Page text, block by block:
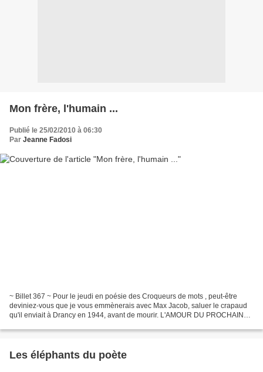
Mon frère, l'humain ...
Publié le 25/02/2010 à 06:30
Par Jeanne Fadosi
~ Billet 367 ~ Pour le jeudi en poésie des Croqueurs de mots , peut-être
deviniez-vous que je vous emmènerais avec Max Jacob, saluer le crapaud
qu'il enviait à Drancy en 1944, avant de mourir. L'AMOUR DU PROCHAIN
Les éléphants du poète